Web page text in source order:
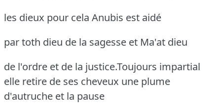
les dieux pour cela Anubis est aidé
par toth dieu de la sagesse et Ma'at dieu
de l'ordre et de la justice.Toujours impartial
elle retire de ses cheveux une plume
d'autruche et la pause